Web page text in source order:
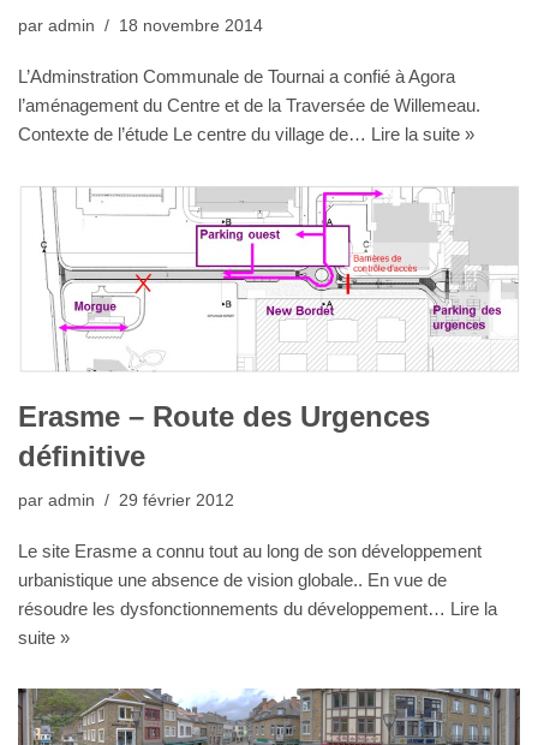
par admin 18 novembre 2014
L’Adminstration Communale de Tournai a confié à Agora
l’aménagement du Centre et de la Traversée de Willemeau.
Contexte de l’étude Le centre du village de… Lire la suite »
Erasme – Route des Urgences
définitive
par admin 29 février 2012
Le site Erasme a connu tout au long de son développement
urbanistique une absence de vision globale.. En vue de
résoudre les dysfonctionnements du développement… Lire la
suite »